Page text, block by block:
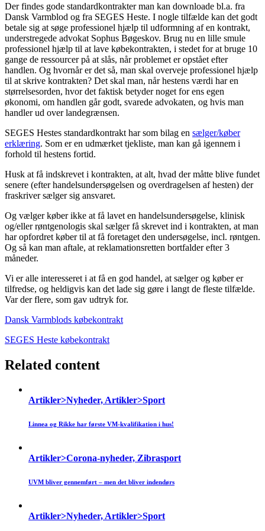
Der findes gode standardkontrakter man kan downloade bl.a. fra
Dansk Varmblod og fra SEGES Heste. I nogle tilfælde kan det godt
betale sig at søge professionel hjælp til udformning af en kontrakt,
understregede advokat Sophus Bøgeskov. Brug nu en lille smule
professionel hjælp til at lave købekontrakten, i stedet for at bruge 10
gange de ressourcer på at slås, når problemet er opstået efter
handlen. Og hvornår er det så, man skal overveje professionel hjælp
til at skrive kontrakten? Det skal man, når hestens værdi har en
størrelsesorden, hvor det faktisk betyder noget for ens egen
økonomi, om handlen går godt, svarede advokaten, og hvis man
handler ud over landegrænsen.
SEGES Hestes standardkontrakt har som bilag en sælger/køber
erklæring. Som er en udmærket tjekliste, man kan gå igennem i
forhold til hestens fortid.
Husk at få indskrevet i kontrakten, at alt, hvad der måtte blive fundet
senere (efter handelsundersøgelsen og overdragelsen af hesten) der
fraskriver sælger sig ansvaret.
Og vælger køber ikke at få lavet en handelsundersøgelse, klinisk
og/eller røntgenologis skal sælger få skrevet ind i kontrakten, at man
har opfordret køber til at få foretaget den undersøgelse, incl. røntgen.
Og så kan man aftale, at reklamationsretten bortfalder efter 3
måneder.
Vi er alle interesseret i at få en god handel, at sælger og køber er
tilfredse, og heldigvis kan det lade sig gøre i langt de fleste tilfælde.
Var der flere, som gav udtryk for.
Dansk Varmblods købekontrakt
SEGES Heste købekontrakt
Related content
Artikler>Nyheder, Artikler>Sport
Linnea og Rikke har første VM-kvalifikation i hus!
Artikler>Corona-nyheder, Zibrasport
UVM bliver gennemført – men det bliver indendørs
Artikler>Nyheder, Artikler>Sport